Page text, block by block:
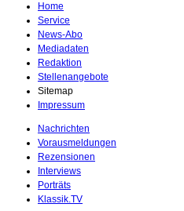
Home
Service
News-Abo
Mediadaten
Redaktion
Stellenangebote
Sitemap
Impressum
Nachrichten
Vorausmeldungen
Rezensionen
Interviews
Porträts
Klassik.TV